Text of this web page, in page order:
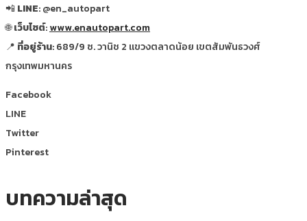
📲 LINE: @en_autopart
🌐เว็บไซต์:www.enautopart.com
📍 ที่อยู่ร้าน: 689/9 ซ. วานิช 2 แขวงตลาดน้อย เขตสัมพันธวงศ์
กรุงเทพมหานคร
Facebook
LINE
Twitter
Pinterest
บทความล่าสุด